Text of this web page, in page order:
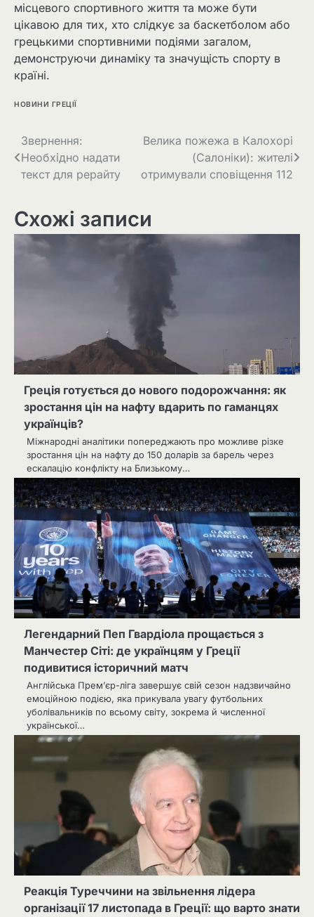
місцевого спортивного життя та може бути
цікавою для тих, хто слідкує за баскетболом або
грецькими спортивними подіями загалом,
демонструючи динаміку та значущість спорту в
країні.
НОВИНИ ГРЕЦІЇ
Звернення:
Необхідно надати
текст для рерайту
Велика пожежа в Калохорі
(Салоніки): жителі
отримували сповіщення 112
Схожі записи
Греція готується до нового подорожчання: як
зростання цін на нафту вдарить по гаманцях
українців?
Міжнародні аналітики попереджають про можливе різке
зростання цін на нафту до 150 доларів за барель через
ескалацію конфлікту на Близькому…
Легендарний Пеп Гвардіола прощається з
Манчестер Сіті: де українцям у Греції
подивитися історичний матч
Англійська Прем’єр-ліга завершує свій сезон надзвичайно
емоційною подією, яка прикувала увагу футбольних
уболівальників по всьому світу, зокрема й численної
української…
Реакція Туреччини на звільнення лідера
організації 17 листопада в Греції: що варто знати